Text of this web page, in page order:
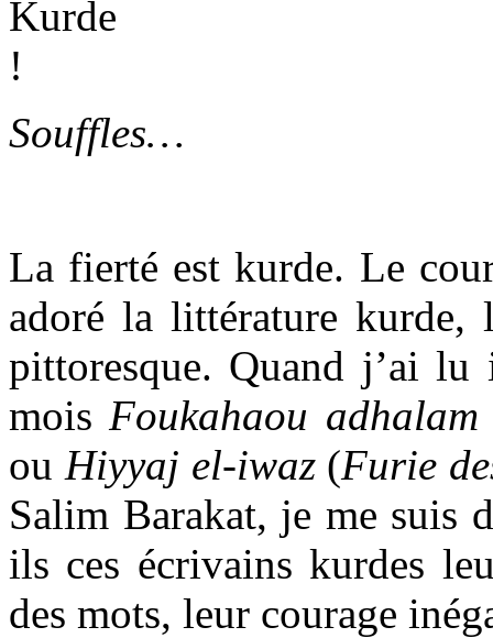
Souffles…
La fierté est kurde. Le
adoré la littérature kurde,
pittoresque. Quand j’ai
moisFoukahaou adhalam
ou Hiyyaj el-iwaz(Furie
Salim Barakat, je me suis
ils ces écrivains kurdes
des mots, leur courage